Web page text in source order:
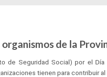
de la
de Seguridad Social) por el Día
tienen para contribuir